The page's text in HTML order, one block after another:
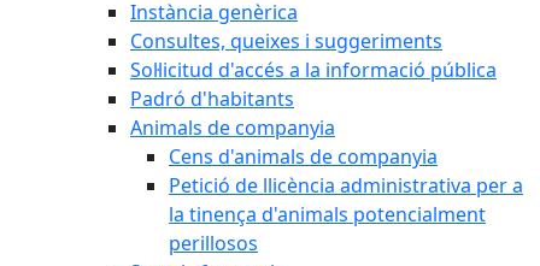
Instància genèrica
Consultes, queixes i suggeriments
Sol·licitud d'accés a la informació pública
Padró d'habitants
Animals de companyia
Cens d'animals de companyia
Petició de llicència administrativa per a
la tinença d'animals potencialment
perillosos